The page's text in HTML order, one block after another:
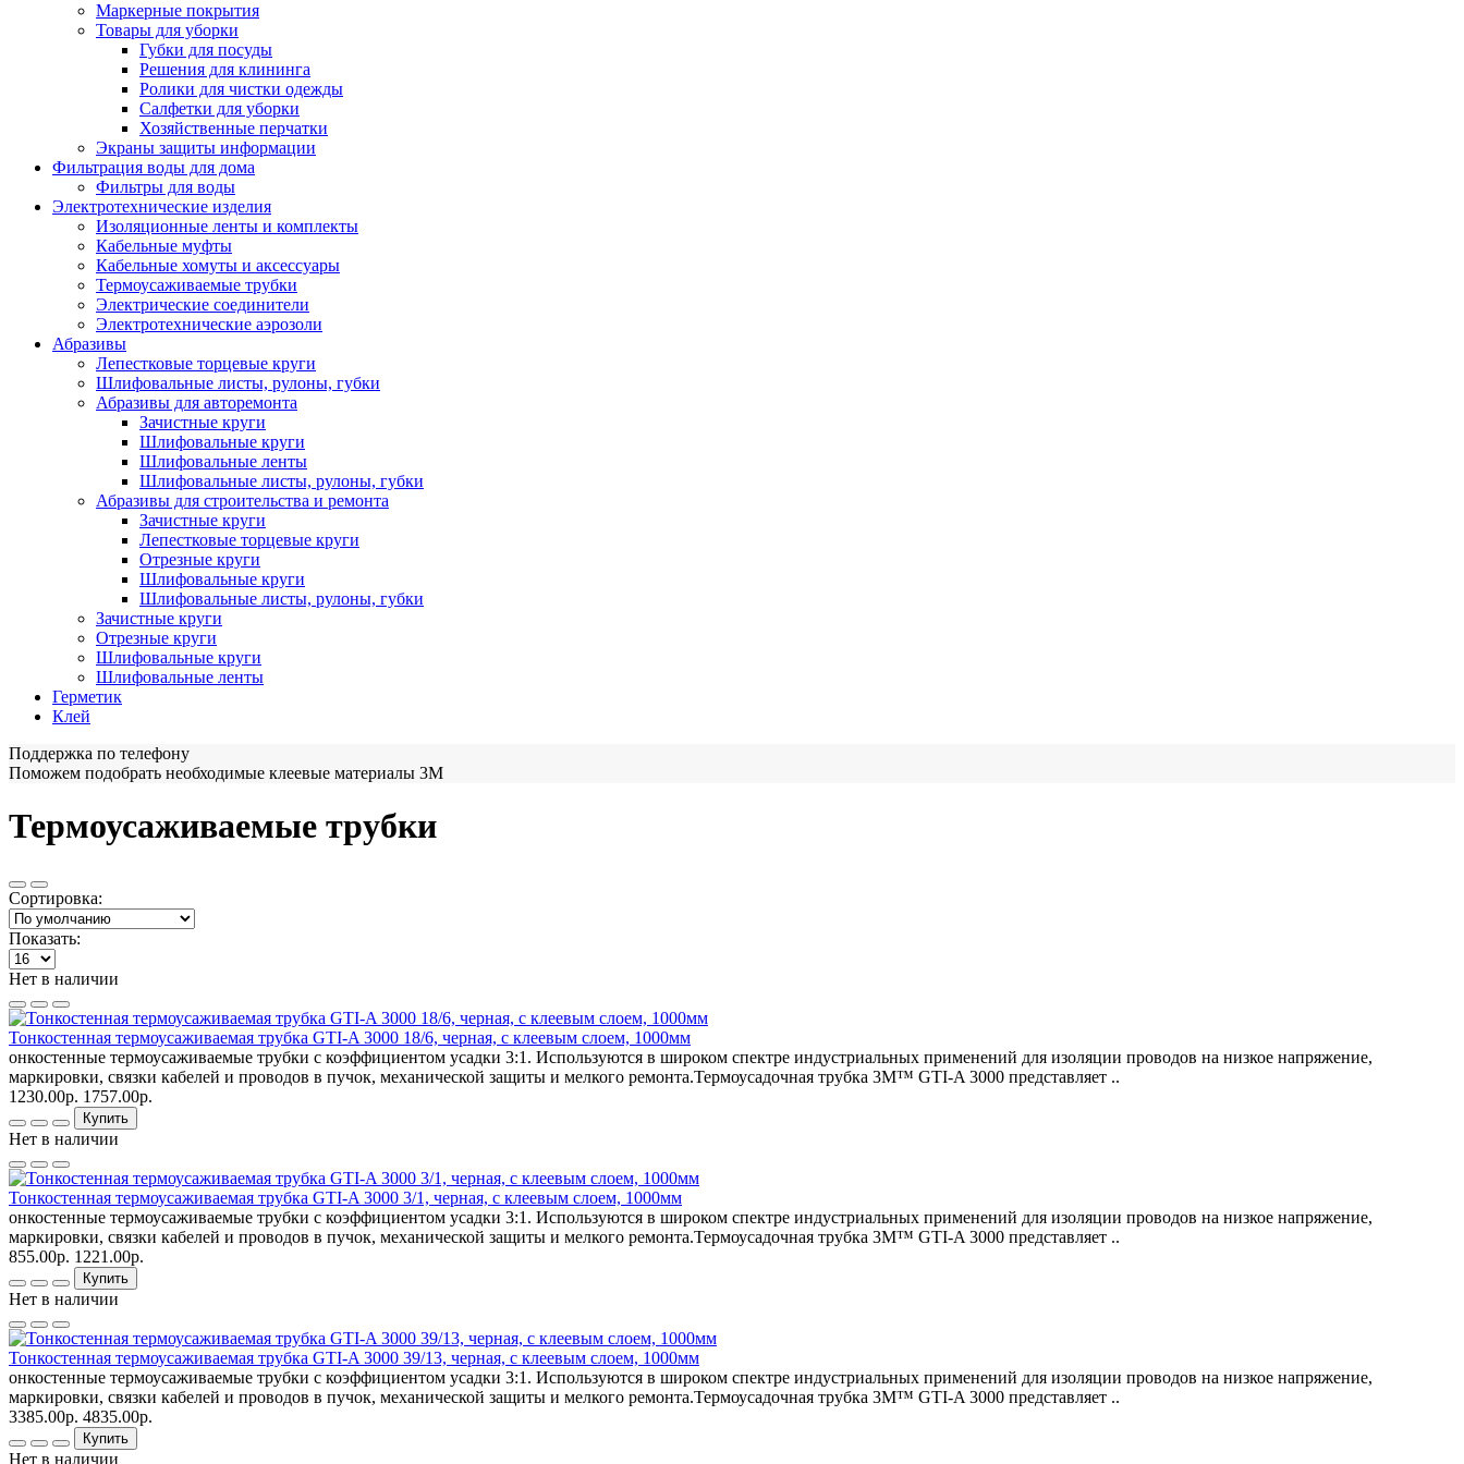
Маркерные покрытия
Товары для уборки
Губки для посуды
Решения для клининга
Ролики для чистки одежды
Салфетки для уборки
Хозяйственные перчатки
Экраны защиты информации
Фильтрация воды для дома
Фильтры для воды
Электротехнические изделия
Изоляционные ленты и комплекты
Кабельные муфты
Кабельные хомуты и аксессуары
Термоусаживаемые трубки
Электрические соединители
Электротехнические аэрозоли
Абразивы
Лепестковые торцевые круги
Шлифовальные листы, рулоны, губки
Абразивы для авторемонта
Зачистные круги
Шлифовальные круги
Шлифовальные ленты
Шлифовальные листы, рулоны, губки
Абразивы для строительства и ремонта
Зачистные круги
Лепестковые торцевые круги
Отрезные круги
Шлифовальные круги
Шлифовальные листы, рулоны, губки
Зачистные круги
Отрезные круги
Шлифовальные круги
Шлифовальные ленты
Герметик
Клей
Поддержка по телефону
Поможем подобрать необходимые клеевые материалы 3М
Термоусаживаемые трубки
Сортировка:
Показать:
Нет в наличии
Тонкостенная термоусаживаемая трубка GTI-A 3000 18/6, черная, с клеевым слоем, 1000мм
онкостенные термоусаживаемые трубки с коэффициентом усадки 3:1. Используются в широком спектре индустриальных применений для изоляции проводов на низкое напряжение,
маркировки, связки кабелей и проводов в пучок, механической защиты и мелкого ремонта.Термоусадочная трубка 3M™ GTI-A 3000 представляет ..
1230.00р. 1757.00р.
Купить
Нет в наличии
Тонкостенная термоусаживаемая трубка GTI-A 3000 3/1, черная, с клеевым слоем, 1000мм
онкостенные термоусаживаемые трубки с коэффициентом усадки 3:1. Используются в широком спектре индустриальных применений для изоляции проводов на низкое напряжение,
маркировки, связки кабелей и проводов в пучок, механической защиты и мелкого ремонта.Термоусадочная трубка 3M™ GTI-A 3000 представляет ..
855.00р. 1221.00р.
Купить
Нет в наличии
Тонкостенная термоусаживаемая трубка GTI-A 3000 39/13, черная, с клеевым слоем, 1000мм
онкостенные термоусаживаемые трубки с коэффициентом усадки 3:1. Используются в широком спектре индустриальных применений для изоляции проводов на низкое напряжение,
маркировки, связки кабелей и проводов в пучок, механической защиты и мелкого ремонта.Термоусадочная трубка 3M™ GTI-A 3000 представляет ..
3385.00р. 4835.00р.
Купить
Нет в наличии